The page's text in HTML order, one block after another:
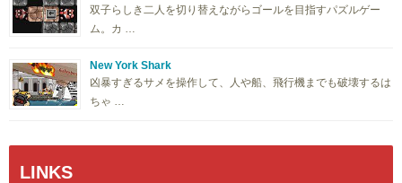
双子らしき二人を切り替えながらゴールを目指すパズルゲー
ム。カ …
New York Shark
凶暴すぎるサメを操作して、人や船、飛行機までも破壊するは
ちゃ …
LINKS